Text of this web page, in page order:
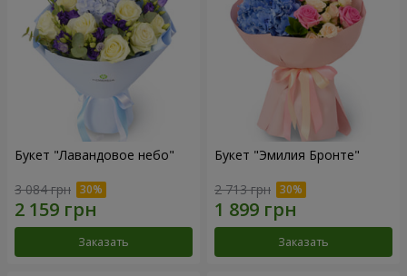
Букет "Лавандовое небо"
3 084 грн
Заказать
Букет "Эмилия Бронте"
2 713 грн
Заказать